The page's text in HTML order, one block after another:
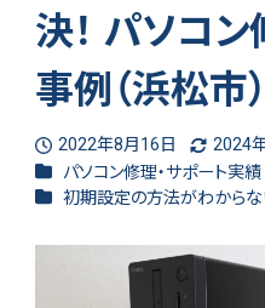
決！ パソコン
事例（浜松市）
投稿日
2022年8月16日
更新日
2024
カテゴリー
パソコン修理・サポート実績
カテゴリー
初期設定の方法がわからな